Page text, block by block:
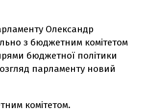
Олександр
з бюджетним комітетом
бюджетної політики
парламенту новий
комітетом.